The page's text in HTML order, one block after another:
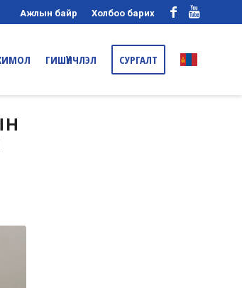
Ажлын байр Холбоо барих
ГИШҮҮНЧЛЭЛ СУРГАЛТ